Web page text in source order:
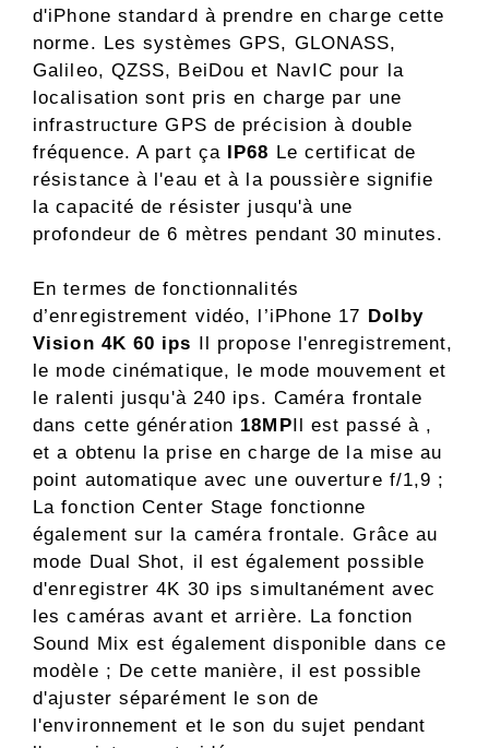
d'iPhone standard à prendre en charge cette
norme. Les systèmes GPS, GLONASS,
Galileo, QZSS, BeiDou et NavIC pour la
localisation sont pris en charge par une
infrastructure GPS de précision à double
fréquence. A part ça IP68 Le certificat de
résistance à l'eau et à la poussière signifie
la capacité de résister jusqu'à une
profondeur de 6 mètres pendant 30 minutes.
En termes de fonctionnalités
d’enregistrement vidéo, l’iPhone 17 Dolby
Vision 4K 60 ips Il propose l'enregistrement,
le mode cinématique, le mode mouvement et
le ralenti jusqu'à 240 ips. Caméra frontale
dans cette génération 18MP Il est passé à ,
et a obtenu la prise en charge de la mise au
point automatique avec une ouverture f/1,9 ;
La fonction Center Stage fonctionne
également sur la caméra frontale. Grâce au
mode Dual Shot, il est également possible
d'enregistrer 4K 30 ips simultanément avec
les caméras avant et arrière. La fonction
Sound Mix est également disponible dans ce
modèle ; De cette manière, il est possible
d'ajuster séparément le son de
l'environnement et le son du sujet pendant